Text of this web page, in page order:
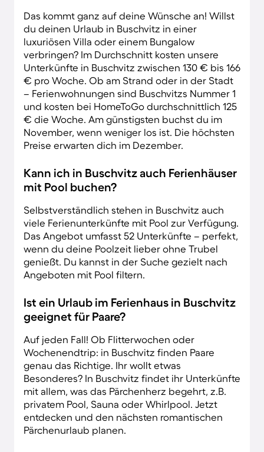
Das kommt ganz auf deine Wünsche an! Willst
du deinen Urlaub in Buschvitz in einer
luxuriösen Villa oder einem Bungalow
verbringen? Im Durchschnitt kosten unsere
Unterkünfte in Buschvitz zwischen 130 € bis 166
€ pro Woche. Ob am Strand oder in der Stadt
– Ferienwohnungen sind Buschvitzs Nummer 1
und kosten bei HomeToGo durchschnittlich 125
€ die Woche. Am günstigsten buchst du im
November, wenn weniger los ist. Die höchsten
Preise erwarten dich im Dezember.
Kann ich in Buschvitz auch Ferienhäuser
mit Pool buchen?
Selbstverständlich stehen in Buschvitz auch
viele Ferienunterkünfte mit Pool zur Verfügung.
Das Angebot umfasst 52 Unterkünfte – perfekt,
wenn du deine Poolzeit lieber ohne Trubel
genießt. Du kannst in der Suche gezielt nach
Angeboten mit Pool filtern.
Ist ein Urlaub im Ferienhaus in Buschvitz
geeignet für Paare?
Auf jeden Fall! Ob Flitterwochen oder
Wochenendtrip: in Buschvitz finden Paare
genau das Richtige. Ihr wollt etwas
Besonderes? In Buschvitz findet ihr Unterkünfte
mit allem, was das Pärchenherz begehrt, z.B.
privatem Pool, Sauna oder Whirlpool. Jetzt
entdecken und den nächsten romantischen
Pärchenurlaub planen.